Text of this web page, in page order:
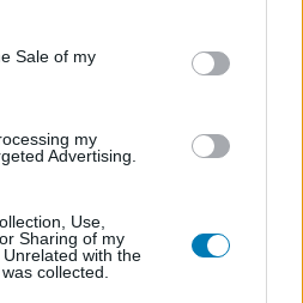
purposes in below Google
Sale of my
my
Advertising.
Use,
Sharing of my
with the
collected.